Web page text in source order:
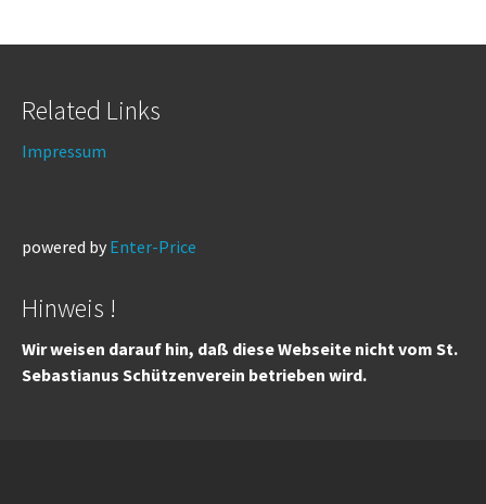
Related Links
Impressum
powered by Enter-Price
Hinweis !
Wir weisen darauf hin, daß diese Webseite nicht vom St.
Sebastianus Schützenverein betrieben wird.